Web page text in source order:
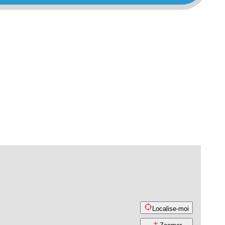
Localise-moi